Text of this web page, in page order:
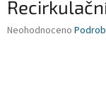
Průměrné
Neohodnoceno